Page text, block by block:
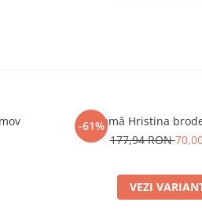
-61%
Ie damă Hristina
177,94 RON
VEZI